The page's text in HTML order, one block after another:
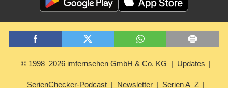
© 1998–2026 imfernsehen GmbH & Co. KG Updates
SerienChecker-Podcast Newsletter Serien A–Z